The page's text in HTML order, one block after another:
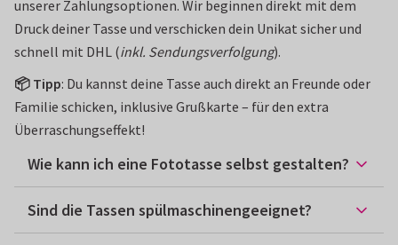
unserer Zahlungsoptionen. Wir beginnen direkt mit dem
Druck deiner Tasse und verschicken dein Unikat sicher und
schnell mit DHL (inkl. Sendungsverfolgung).
📦 Tipp: Du kannst deine Tasse auch direkt an Freunde oder
Familie schicken, inklusive Grußkarte – für den extra
Überraschungseffekt!
Wie kann ich eine Fototasse selbst gestalten?
Sind die Tassen spülmaschinengeeignet?